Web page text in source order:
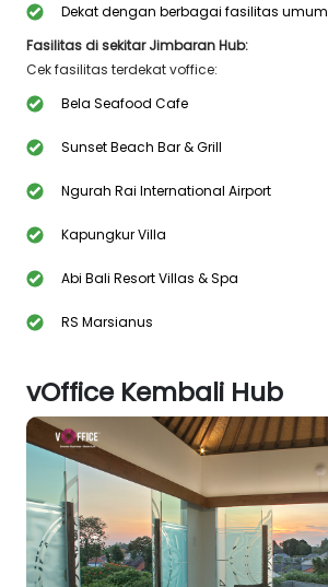
Dekat dengan berbagai fasilitas umum
Fasilitas di sekitar Jimbaran Hub:
Cek fasilitas terdekat voffice:
Bela Seafood Cafe
Sunset Beach Bar & Grill
Ngurah Rai International Airport
Kapungkur Villa
Abi Bali Resort Villas & Spa
RS Marsianus
vOffice Kembali Hub